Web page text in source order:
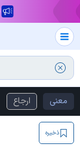
معنی ارجاع
ذخیره